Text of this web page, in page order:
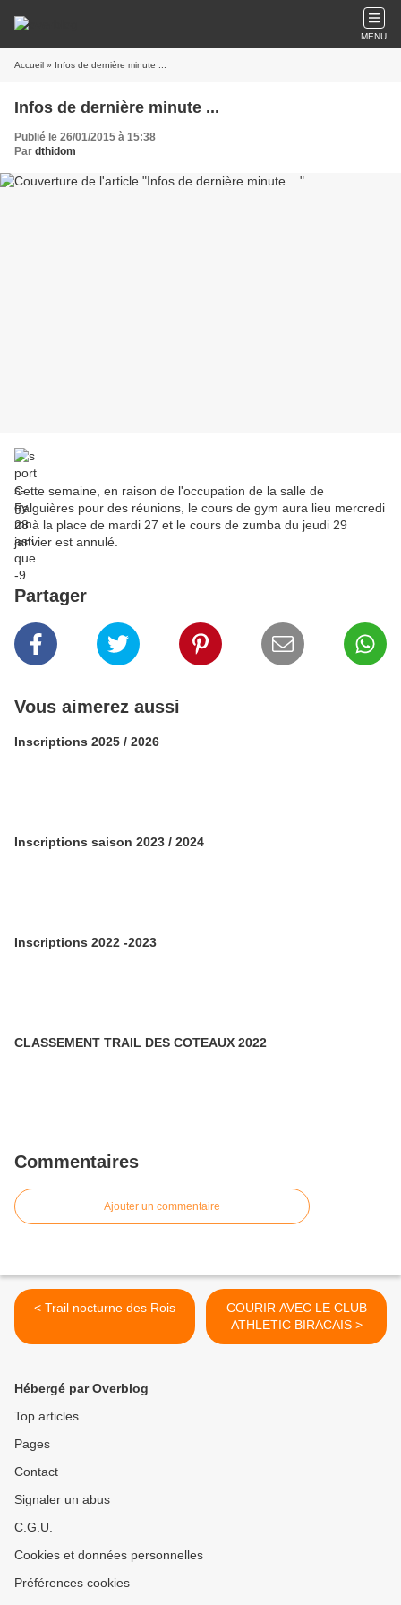
MENU
Accueil » Infos de dernière minute ...
Infos de dernière minute ...
Publié le 26/01/2015 à 15:38
Par dthidom
Cette semaine, en raison de l'occupation de la salle de
Falguières pour des réunions, le cours de gym aura lieu mercredi
28 à la place de mardi 27 et le cours de zumba du jeudi 29
janvier est annulé.
Partager
Vous aimerez aussi
Inscriptions 2025 / 2026
Inscriptions saison 2023 / 2024
Inscriptions 2022 -2023
CLASSEMENT TRAIL DES COTEAUX 2022
Commentaires
Ajouter un commentaire
< Trail nocturne des Rois
COURIR AVEC LE CLUB
ATHLETIC BIRACAIS >
Hébergé par Overblog
Top articles
Pages
Contact
Signaler un abus
C.G.U.
Cookies et données personnelles
Préférences cookies